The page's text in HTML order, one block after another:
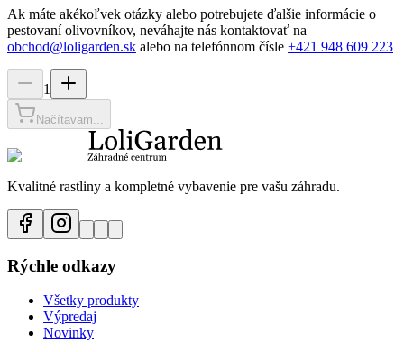
Ak máte akékoľvek otázky alebo potrebujete ďalšie informácie o
pestovaní olivovníkov, neváhajte nás kontaktovať na
obchod@loligarden.sk alebo na telefónnom čísle +421 948 609 223
1
Načítavam...
Kvalitné rastliny a kompletné vybavenie pre vašu záhradu.
Rýchle odkazy
Všetky produkty
Výpredaj
Novinky